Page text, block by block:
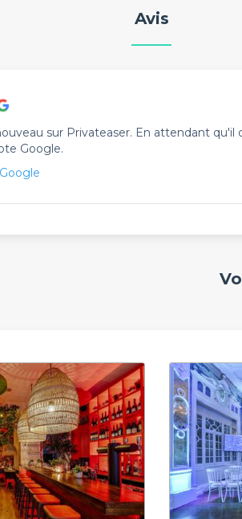
Avis
sur Privateaser. En attendant qu'il
Google.